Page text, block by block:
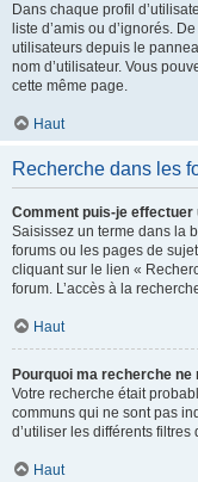
Dans chaque profil
liste d’amis ou d’ignorés.
utilisateurs depuis le
nom d’utilisateur. Vous
cette même page.
Haut
Recherche dans les
Comment puis-je
Saisissez un terme dans la
forums ou les pages de
cliquant sur le lien «
forum. L’accès à la
Haut
Pourquoi ma recherche
Votre recherche était
communs qui ne sont pas
d’utiliser les différents
Haut